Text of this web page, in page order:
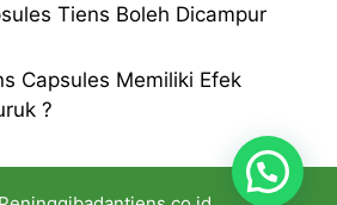
Tiens Boleh Dicampur
Capsules Memiliki Efek
?